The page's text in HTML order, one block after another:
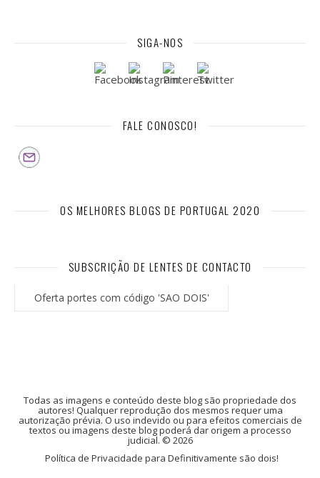
SIGA-NOS
FALE CONOSCO!
OS MELHORES BLOGS DE PORTUGAL 2020
SUBSCRIÇÃO DE LENTES DE CONTACTO
Oferta portes com código 'SAO DOIS'
Todas as imagens e conteúdo deste blog são propriedade dos
autores! Qualquer reprodução dos mesmos requer uma
autorização prévia. O uso indevido ou para efeitos comerciais de
textos ou imagens deste blog poderá dar origem a processo
judicial. © 2026
Política de Privacidade para Definitivamente são dois!